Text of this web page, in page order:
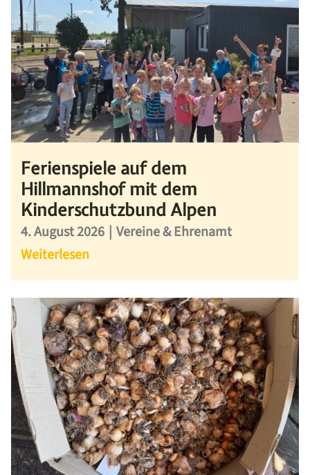
Ferienspiele auf dem
Hillmannshof mit dem
Kinderschutzbund Alpen
4. August 2026 | Vereine & Ehrenamt
Weiterlesen